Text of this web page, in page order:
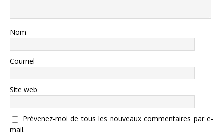
Nom
Courriel
Site web
Prévenez-moi de tous les nouveaux commentaires par e-
mail.